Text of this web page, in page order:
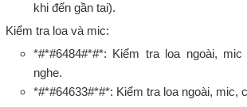
khi đến gần tai).
Kiểm tra loa và mic:
*#*#6484#*#*: Kiểm tra loa ngoài,
nghe.
*#*#64633#*#*: Kiểm tra loa ngoài, mic,